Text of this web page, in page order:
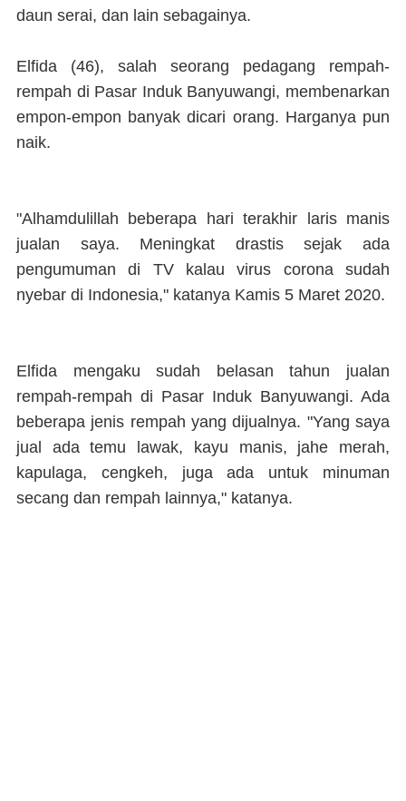
daun serai, dan lain sebagainya.
Elfida (46), salah seorang pedagang rempah-
rempah di Pasar Induk Banyuwangi, membenarkan
empon-empon banyak dicari orang. Harganya pun
naik.
"Alhamdulillah beberapa hari terakhir laris manis
jualan saya. Meningkat drastis sejak ada
pengumuman di TV kalau virus corona sudah
nyebar di Indonesia," katanya Kamis 5 Maret 2020.
Elfida mengaku sudah belasan tahun jualan
rempah-rempah di Pasar Induk Banyuwangi. Ada
beberapa jenis rempah yang dijualnya. "Yang saya
jual ada temu lawak, kayu manis, jahe merah,
kapulaga, cengkeh, juga ada untuk minuman
secang dan rempah lainnya," katanya.